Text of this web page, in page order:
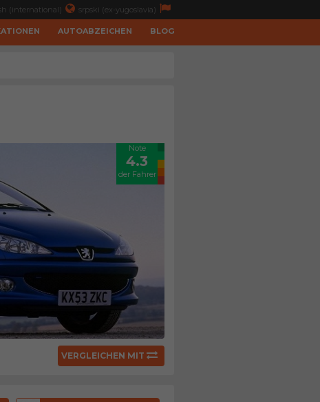
(international) srpski (ex-yugoslavia)
AUTOABZEICHEN BLOG
Note
4.3
der Fahrer
VERGLEICHEN MIT